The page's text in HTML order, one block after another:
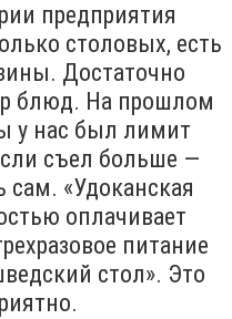
предприятия
столовых, есть
Достаточно
блюд. На прошлом
у нас был лимит
съел больше —
сам. «Удоканская
оплачивает
питание
стол». Это